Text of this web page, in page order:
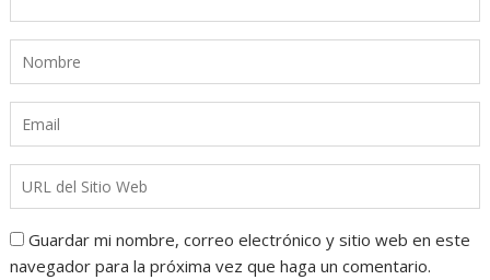
Guardar mi nombre, correo electrónico y sitio web en este
navegador para la próxima vez que haga un comentario.